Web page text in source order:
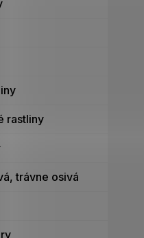
rastliny
trávne osivá